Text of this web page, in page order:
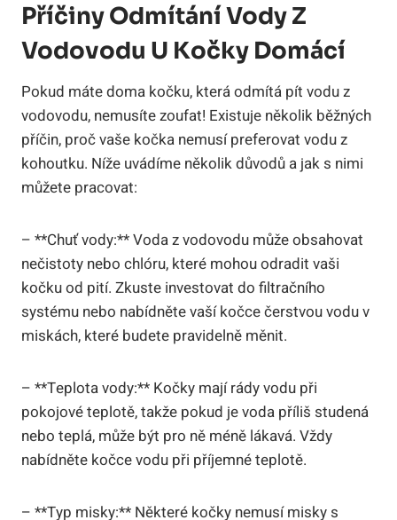
Příčiny Odmítání Vody Z
Vodovodu U Kočky Domácí
Pokud máte doma kočku, která odmítá pít vodu z
vodovodu, nemusíte zoufat! Existuje několik běžných
příčin, proč vaše kočka nemusí preferovat vodu z
kohoutku. Níže uvádíme několik důvodů a jak s nimi
můžete pracovat:
– **Chuť vody:** Voda z vodovodu může obsahovat
nečistoty nebo chlóru, které mohou odradit vaši
kočku od pití. Zkuste investovat do filtračního
systému nebo nabídněte vaší kočce čerstvou vodu v
miskách, které budete pravidelně měnit.
– **Teplota vody:** Kočky mají rády vodu při
pokojové teplotě, takže pokud je voda příliš studená
nebo teplá, může být pro ně méně lákavá. Vždy
nabídněte kočce vodu při příjemné teplotě.
– **Typ misky:** Některé kočky nemusí misky s